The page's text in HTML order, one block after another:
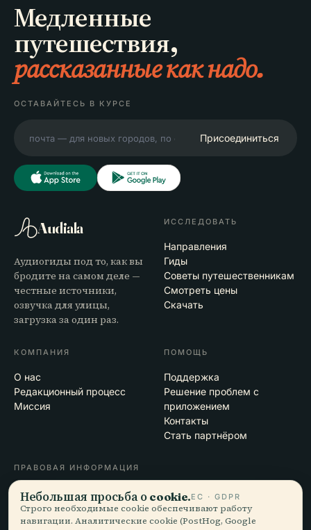
Медленные
путешествия,
рассказанные как надо.
ОСТАВАЙТЕСЬ В КУРСЕ
Присоединиться
Audiala
Аудиогиды под то, как вы
бродите на самом деле —
честные источники,
озвучка для улицы,
загрузка за один раз.
ИССЛЕДОВАТЬ
Направления
Гиды
Советы путешественникам
Смотреть цены
Скачать
КОМПАНИЯ
О нас
Редакционный процесс
Миссия
ПОМОЩЬ
Поддержка
Решение проблем с
приложением
Контакты
Стать партнёром
ПРАВОВАЯ ИНФОРМАЦИЯ
Конфиденциальность
Условия
Настройки cookie
Небольшая просьба о cookie.ЕС · GDPR
Строго необходимые cookie обеспечивают работу
навигации. Аналитические cookie (PostHog, Google